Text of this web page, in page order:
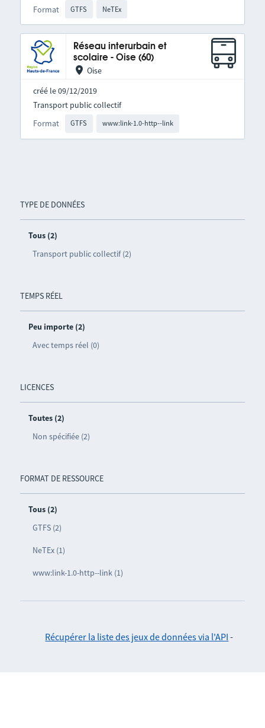
TYPE DE DONNÉES
Tous (2)
Transport public collectif (2)
TEMPS RÉEL
Peu importe (2)
Avec temps réel (0)
LICENCES
Toutes (2)
Non spécifiée (2)
FORMAT DE RESSOURCE
Tous (2)
GTFS (2)
NeTEx (1)
www:link-1.0-http--link (1)
Format GTFS NeTEx
Réseau interurbain et
scolaire - Oise (60)
Oise
créé le 09/12/2019
Format GTFS www:link-1.0-http--link
Transport public collectif
Récupérer la liste des jeux de données via l'API -